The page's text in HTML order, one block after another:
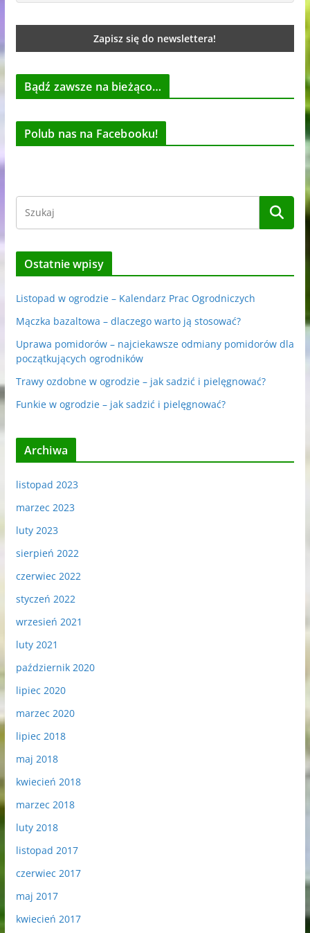
Bądź zawsze na bieżąco…
Polub nas na Facebooku!
Ostatnie wpisy
Listopad w ogrodzie – Kalendarz Prac Ogrodniczych
Mączka bazaltowa – dlaczego warto ją stosować?
Uprawa pomidorów – najciekawsze odmiany pomidorów dla
początkujących ogrodników
Trawy ozdobne w ogrodzie – jak sadzić i pielęgnować?
Funkie w ogrodzie – jak sadzić i pielęgnować?
Archiwa
listopad 2023
marzec 2023
luty 2023
sierpień 2022
czerwiec 2022
styczeń 2022
wrzesień 2021
luty 2021
październik 2020
lipiec 2020
marzec 2020
lipiec 2018
maj 2018
kwiecień 2018
marzec 2018
luty 2018
listopad 2017
czerwiec 2017
maj 2017
kwiecień 2017